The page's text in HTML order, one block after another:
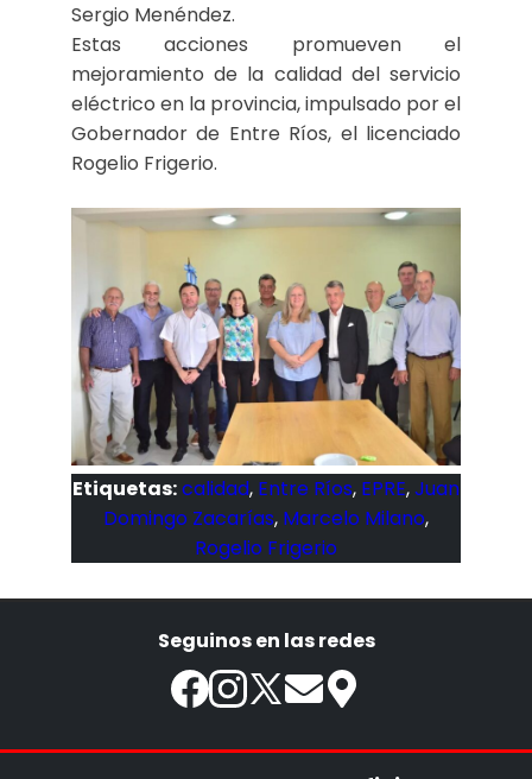
Sergio Menéndez.
Estas acciones promueven el
mejoramiento de la calidad del servicio
eléctrico en la provincia, impulsado por el
Gobernador de Entre Ríos, el licenciado
Rogelio Frigerio.
Etiquetas:calidad, Entre Ríos, EPRE,Juan
Domingo Zacarías, Marcelo Milano,
Rogelio Frigerio
Seguinos en las redes